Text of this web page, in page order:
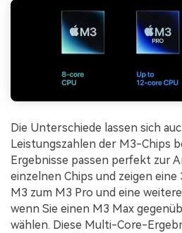
Die Unterschiede lassen sich
Leistungszahlen der M3-Chips
Ergebnisse passen perfekt zur
einzelnen Chips und zeigen
M3 zum M3 Pro und eine
wenn Sie einen M3 Max
wählen. Diese Multi-Core-